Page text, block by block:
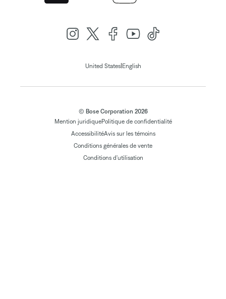
United States| English
© Bose Corporation 2026
Mention juridiquePolitique de confidentialité
AccessibilitéAvis sur les témoins
Conditions générales de vente
Conditions d'utilisation